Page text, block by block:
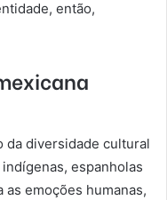
então,
da diversidade cultural
espanholas
as emoções humanas,